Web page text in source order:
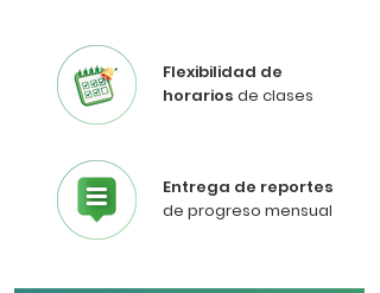
Flexibilidad de
horarios de clases
Entrega de reportes
de progreso mensual